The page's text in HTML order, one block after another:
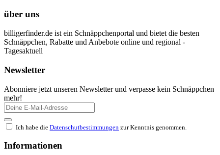
über uns
billigerfinder.de ist ein Schnäppchenportal und bietet die besten
Schnäppchen, Rabatte und Anbebote online und regional -
Tagesaktuell
Newsletter
Abonniere jetzt unseren Newsletter und verpasse kein Schnäppchen
mehr!
Ich habe die Datenschutbestimmungen zur Kenntnis genommen.
Informationen